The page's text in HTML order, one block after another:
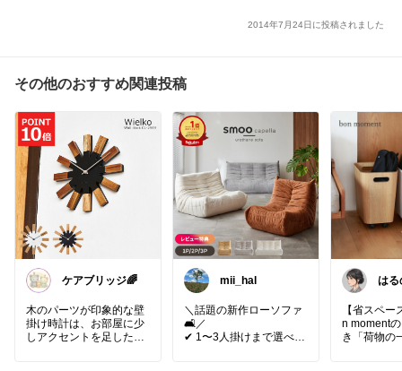
2014年7月24日に投稿されました
その他のおすすめ関連投稿
ケアブリッジ🌈
木のパーツが印象的な壁
掛け時計は、お部屋に少
しアクセントを足したい
mii_hal
＼話題の新作ローソファ
🛋️／
✔ 1〜3人掛けまで選べる
は
【省スペ
n moment
き「荷物の